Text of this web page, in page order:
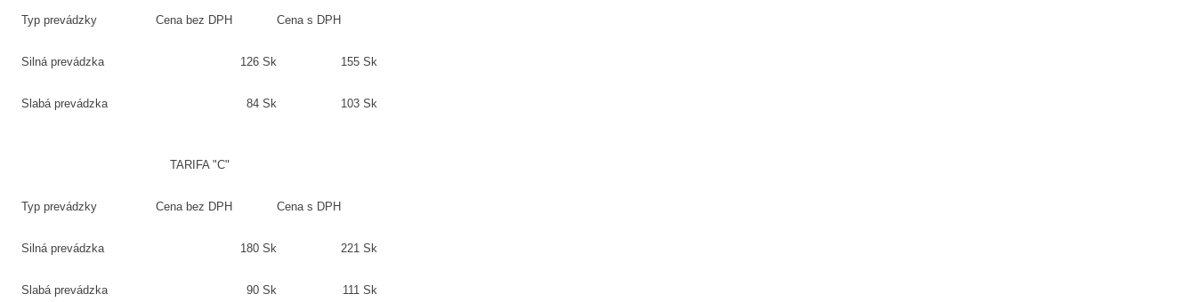
Typ prevádzky Cena bez DPH Cena s DPH
Silná prevádzka 126 Sk 155 Sk
Slabá prevádzka 84 Sk 103 Sk
TARIFA "C"
Typ prevádzky Cena bez DPH Cena s DPH
Silná prevádzka 180 Sk 221 Sk
Slabá prevádzka 90 Sk 111 Sk